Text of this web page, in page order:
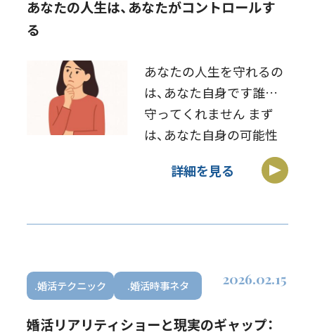
あなたの人生は、あなたがコントロールす
る
あなたの人生を守れるの
は、あなた自身です誰も
守ってくれません まず
は、あなた自身の可能性
を信じてみませんか？あ
なた自身を信じなくて、
か？ 人生、たったの一度
詳細を見る
.婚活テクニック .婚活時事ネタ 2026.02.15
婚活リアリティショーと現実のギャップ：